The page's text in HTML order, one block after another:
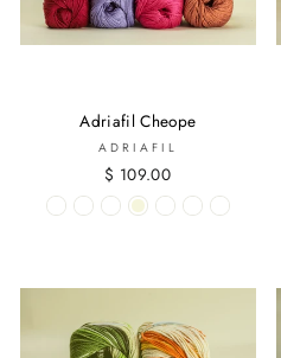
Adriafil Cheope
ADRIAFIL
$ 109.00